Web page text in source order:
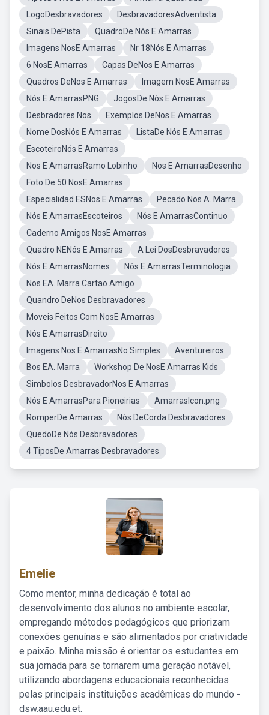
LogoDesbravadores
DesbravadoresAdventista
Sinais DePista
QuadroDe Nós E Amarras
Imagens NosE Amarras
Nr 18Nós E Amarras
6 NosE Amarras
Capas DeNos E Amarras
Quadros DeNos E Amarras
Imagem NosE Amarras
Nós E AmarrasPNG
JogosDe Nós E Amarras
Desbradores Nos
Exemplos DeNos E Amarras
Nome DosNós E Amarras
ListaDe Nós E Amarras
EscoteiroNós E Amarras
Nos E AmarrasRamo Lobinho
Nos E AmarrasDesenho
Foto De 50 NosE Amarras
Especialidad ESNos E Amarras
Pecado Nos A. Marra
Nós E AmarrasEscoteiros
Nós E AmarrasContinuo
Caderno Amigos NosE Amarras
Quadro NENós E Amarras
A Lei DosDesbravadores
Nós E AmarrasNomes
Nós E AmarrasTerminologia
Nos EA. Marra Cartao Amigo
Quandro DeNos Desbravadores
Moveis Feitos Com NosE Amarras
Nós E AmarrasDireito
Imagens Nos E AmarrasNo Simples
Aventureiros
Bos EA. Marra
Workshop De NosE Amarras Kids
Simbolos DesbravadorNos E Amarras
Nós E AmarrasPara Pioneirias
AmarrasIcon.png
RomperDe Amarras
Nós DeCorda Desbravadores
QuedoDe Nós Desbravadores
4 TiposDe Amarras Desbravadores
Emelie
Como mentor, minha dedicação é total ao
desenvolvimento dos alunos no ambiente escolar,
empregando métodos pedagógicos que priorizam
conexões genuínas e são alimentados por criatividade
e paixão. Minha missão é orientar os estudantes em
sua jornada para se tornarem uma geração notável,
utilizando abordagens educacionais reconhecidas
pelas principais instituições acadêmicas do mundo -
dsw.aau.edu.et.